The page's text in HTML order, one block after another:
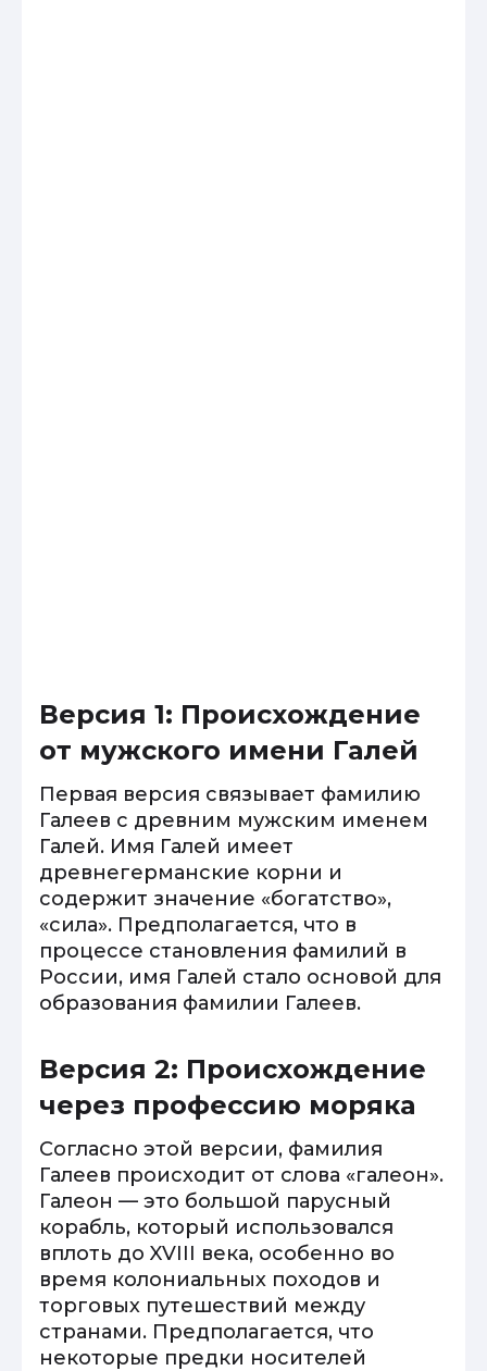
Версия 1: Происхождение
от мужского имени Галей
Первая версия связывает фамилию
Галеев с древним мужским именем
Галей. Имя Галей имеет
древнегерманские корни и
содержит значение «богатство»,
«сила». Предполагается, что в
процессе становления фамилий в
России, имя Галей стало основой для
образования фамилии Галеев.
Версия 2: Происхождение
через профессию моряка
Согласно этой версии, фамилия
Галеев происходит от слова «галеон».
Галеон — это большой парусный
корабль, который использовался
вплоть до XVIII века, особенно во
время колониальных походов и
торговых путешествий между
странами. Предполагается, что
некоторые предки носителей